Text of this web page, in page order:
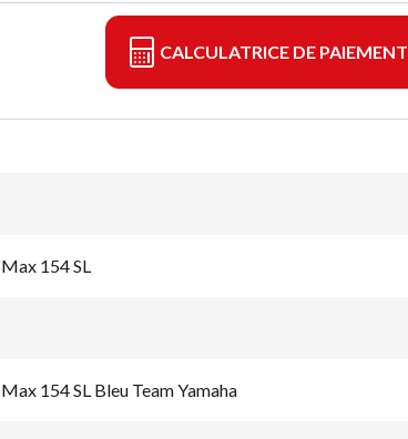
CALCULATRICE DE PAIEMENT
154 SL
154 SL Bleu Team Yamaha